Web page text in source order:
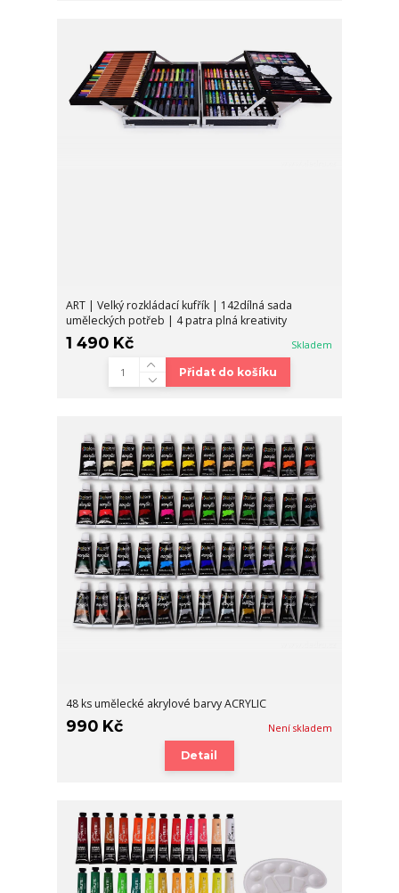
ART | Velký rozkládací kufřík | 142dílná sada
uměleckých potřeb | 4 patra plná kreativity
1 490 Kč Skladem
Přidat do košíku
48 ks umělecké akrylové barvy ACRYLIC
990 Kč Není skladem
Detail